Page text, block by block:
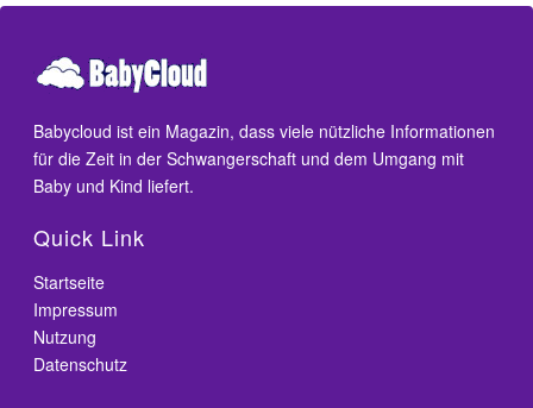
Babycloud ist ein Magazin, dass viele nützliche Informationen
für die Zeit in der Schwangerschaft und dem Umgang mit
Baby und Kind liefert.
Quick Link
Startseite
Impressum
Nutzung
Datenschutz